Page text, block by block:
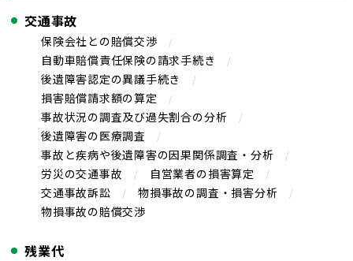
交通事故
保険会社との賠償交渉
自動車賠償責任保険の請求手続き
後遺障害認定の異議手続き
損害賠償請求額の算定
事故状況の調査及び過失割合の分析
後遺障害の医療調査
事故と疾病や後遺障害の因果関係調査・分析
労災の交通事故
自営業者の損害算定
交通事故訴訟
物損事故の調査・損害分析
物損事故の賠償交渉
残業代